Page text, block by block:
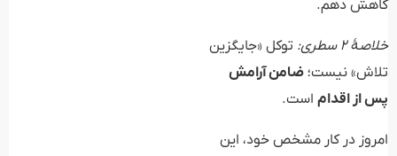
کاهش دهم.
خلاصهٔ ۲ سطری:
توکل «جایگزین
تلاش» نیست؛ ضامن آرامش
پس از اقدام است.
امروز در کار مشخص خود، این